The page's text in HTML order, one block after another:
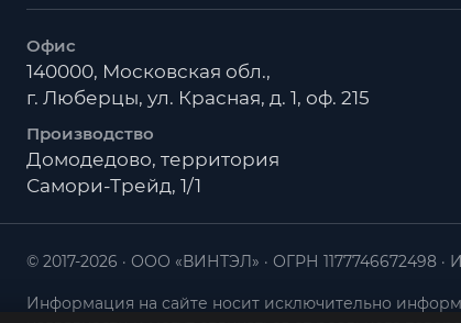
Офис
140000, Московская обл.,
г. Люберцы, ул. Красная, д. 1, оф. 215
Производство
Домодедово, территория
Самори-Трейд, 1/1
ООО «ВИНТЭЛ» ОГРН 1177746672498
© 2017-2026
Информация на сайте носит исключительно